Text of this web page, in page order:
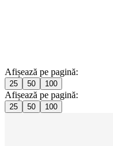
Afișează pe pagină:
25 50 100
Afișează pe pagină:
25 50 100